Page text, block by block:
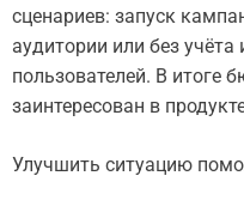
сценариев: запуск
аудитории или без учёта
пользователей. В итоге
заинтересован в
Улучшить ситуацию